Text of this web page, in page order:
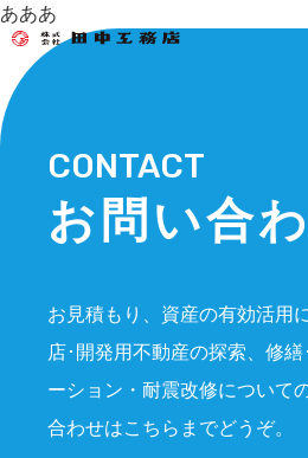
あああ
CONTACT
お問い合
お見積もり、資産の有効活用
店･開発用不動産の探索、修
ーション・耐震改修について
合わせはこちらまでどうぞ。